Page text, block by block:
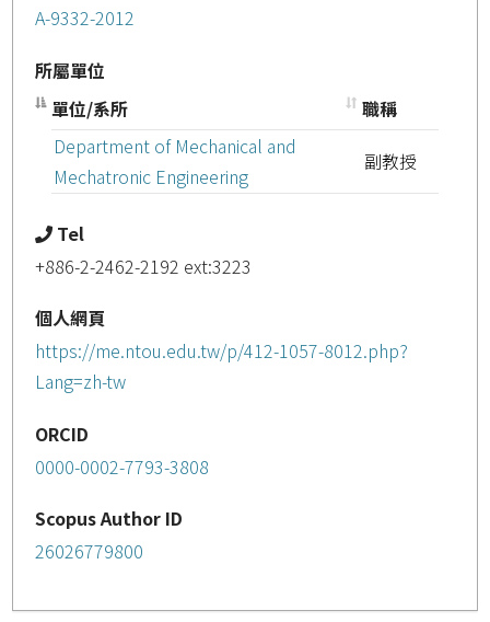
A-9332-2012
所屬單位
單位/系所
職稱
Department of Mechanical and
Mechatronic Engineering
副教授
Tel
+886-2-2462-2192 ext:3223
個人網頁
https://me.ntou.edu.tw/p/412-1057-8012.php?
Lang=zh-tw
ORCID
0000-0002-7793-3808
Scopus Author ID
26026779800